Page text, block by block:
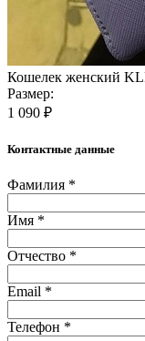
Кошелек женский
Размер:
1 090 ₽
Контактные данные
Фамилия *
Имя *
Отчество *
Email *
Телефон *